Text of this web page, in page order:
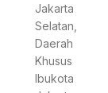
Jakarta
Selatan,
Daerah
Khusus
Ibukota